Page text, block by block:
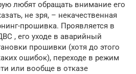
любят обращать внимание его
не зря, – некачественная
прошивка. Проявляется в
, его уходе в аварийный
прошивки (хотя до этого
ошибок), переходе в режим
или вообще в отказе